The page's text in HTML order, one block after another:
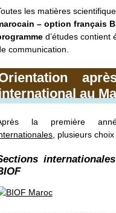
les matières
– option français
d’études contient
communication.
au
la première
, plusieurs choix